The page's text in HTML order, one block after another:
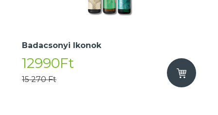
Badacsonyi Ikonok
12990Ft
15 270 Ft